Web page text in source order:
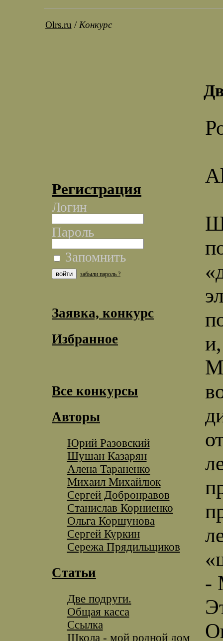
Olrs.ru / Конкурс
Регистрация
Логин
Пароль
Запомнить
забыли пароль ?
Заявка, конкурс
Избранное
Все конкурсы
Авторы
Юрий Разовский
Шушан Казарян
Алена Тараненко
Михаил Михайлюк
Сергей Добронравов
Станислав Корниенко
Ольга Коршунова
Сергей Куркин
Сережа Прядильщиков
Статьи
Две подруги.
Общая касса
Ссылка
Школа - мой родной дом
-